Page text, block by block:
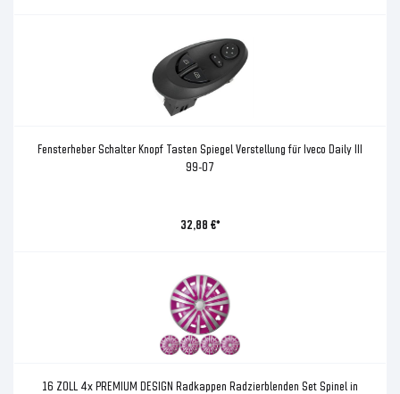
Fensterheber Schalter Knopf Tasten Spiegel Verstellung für Iveco Daily III
99-07
32,88 €*
16 ZOLL 4x PREMIUM DESIGN Radkappen Radzierblenden Set Spinel in